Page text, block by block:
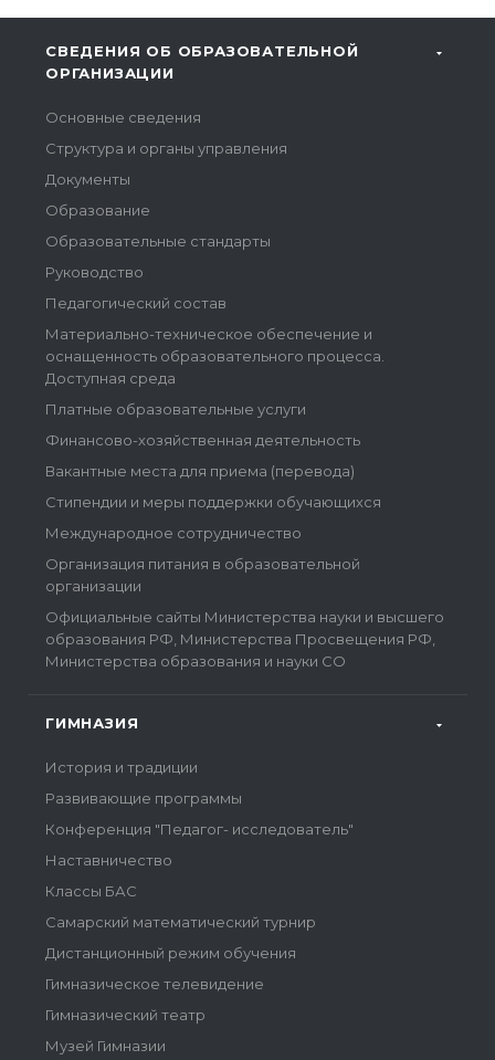
СВЕДЕНИЯ ОБ ОБРАЗОВАТЕЛЬНОЙ
ОРГАНИЗАЦИИ
Основные сведения
Структура и органы управления
Документы
Образование
Образовательные стандарты
Руководство
Педагогический состав
Материально-техническое обеспечение и
оснащенность образовательного процесса.
Доступная среда
Платные образовательные услуги
Финансово-хозяйственная деятельность
Вакантные места для приема (перевода)
Стипендии и меры поддержки обучающихся
Международное сотрудничество
Организация питания в образовательной
организации
Официальные сайты Министерства науки и высшего
образования РФ, Министерства Просвещения РФ,
Министерства образования и науки СО
ГИМНАЗИЯ
История и традиции
Развивающие программы
Конференция "Педагог- исследователь"
Наставничество
Классы БАС
Самарский математический турнир
Дистанционный режим обучения
Гимназическое телевидение
Гимназический театр
Музей Гимназии